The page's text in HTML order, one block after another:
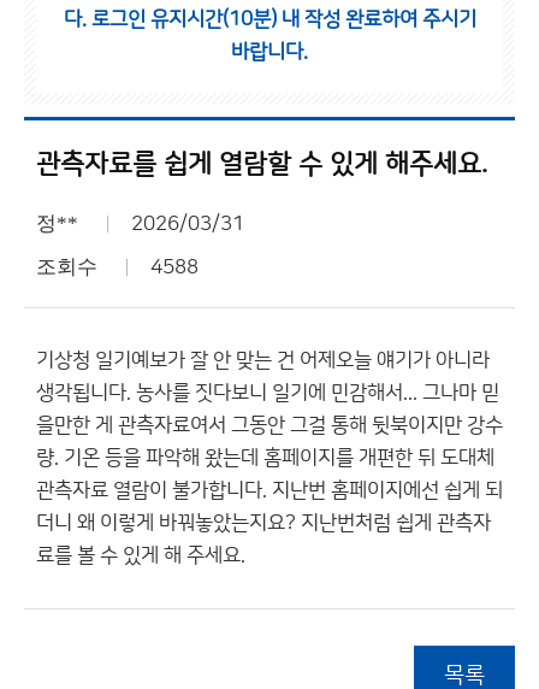
다. 로그인 유지시간(10분) 내 작성 완료하여 주시기
바랍니다.
관측자료를 쉽게 열람할 수 있게 해주세요.
정** 2026/03/31
조회수 4588
기상청 일기예보가 잘 안 맞는 건 어제오늘 얘기가 아니라
생각됩니다. 농사를 짓다보니 일기에 민감해서... 그나마 믿
을만한 게 관측자료여서 그동안 그걸 통해 뒷북이지만 강수
량. 기온 등을 파악해 왔는데 홈페이지를 개편한 뒤 도대체
관측자료 열람이 불가합니다. 지난번 홈페이지에선 쉽게 되
더니 왜 이렇게 바꿔놓았는지요? 지난번처럼 쉽게 관측자
료를 볼 수 있게 해 주세요.
목록